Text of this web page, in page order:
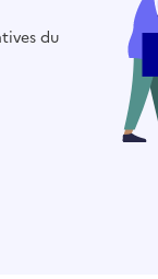
du